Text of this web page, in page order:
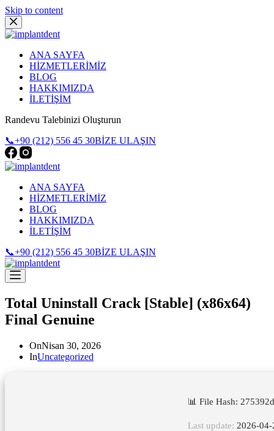
Skip to content
ANA SAYFA
HİZMETLERİMİZ
BLOG
HAKKIMIZDA
İLETİŞİM
Randevu Talebinizi Oluşturun
📞+90 (212) 556 45 30BİZE ULAŞIN
ANA SAYFA
HİZMETLERİMİZ
BLOG
HAKKIMIZDA
İLETİŞİM
📞+90 (212) 556 45 30BİZE ULAŞIN
Total Uninstall Crack [Stable] (x86x64)
Final Genuine
OnNisan 30, 2026
InUncategorized
📊 File Hash:
Last update: 2026-04-